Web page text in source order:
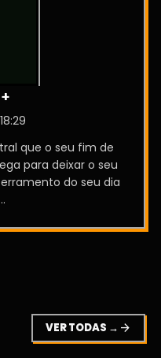
que o seu fim de
para deixar o seu
do seu dia
VER TODAS → arrow_forward